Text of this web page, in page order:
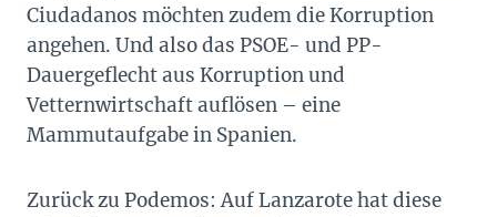
Ciudadanos möchten zudem die Korruption
angehen. Und also das PSOE- und PP-
Dauergeflecht aus Korruption und
Vetternwirtschaft auflösen – eine
Mammutaufgabe in Spanien.
Zurück zu Podemos: Auf Lanzarote hat diese